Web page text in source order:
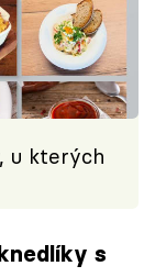
u kterých
s